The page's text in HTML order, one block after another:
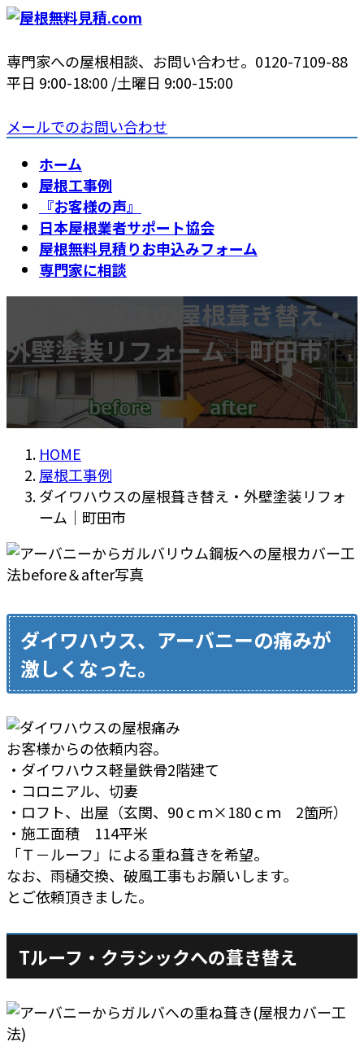
コ
テ
ン
へ
ス
ナ
ゲ
ー
ョ
ン
専門家への屋根相談、お問い合わせ。 0120-7109-88
平日 9:00-18:00 /土曜日 9:00-15:00
メールでのお問い合わせ
ホーム
屋根工事例
『お客様の声』
日本屋根業者サポート協会
屋根無料見積りお申込みフォーム
専門家に相談
ダイワハウスの屋根葺き替え・
外壁塗装リフォーム｜町田市
HOME
屋根工事例
ダイワハウスの屋根葺き替え・外壁塗装リフォ
ーム｜町田市
ダイワハウス、アーバニーの痛みが
激しくなった。
お客様からの依頼内容。
・ダイワハウス軽量鉄骨2階建て
・コロニアル、切妻
・ロフト、出屋（玄関、90ｃｍ×180ｃｍ 2箇所）
・施工面積 114平米
「Ｔ－ルーフ」による重ね葺きを希望。
なお、雨樋交換、破風工事もお願いします。
とご依頼頂きました。
Tルーフ・クラシックへの葺き替え